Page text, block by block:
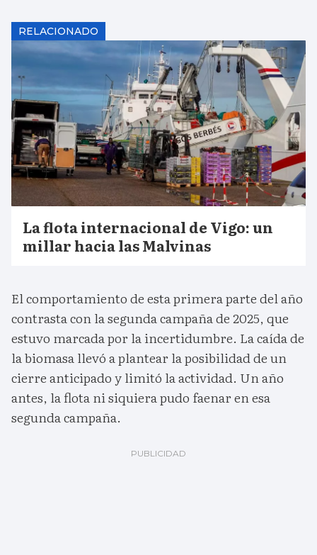
RELACIONADO
La flota internacional de Vigo: un
millar hacia las Malvinas
El comportamiento de esta primera parte del año
contrasta con la segunda campaña de 2025, que
estuvo marcada por la incertidumbre. La caída de
la biomasa llevó a plantear la posibilidad de un
cierre anticipado y limitó la actividad. Un año
antes, la flota ni siquiera pudo faenar en esa
segunda campaña.